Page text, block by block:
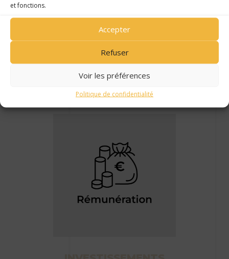
et fonctions.
Accepter
Refuser
Voir les préférences
Politique de confidentialité